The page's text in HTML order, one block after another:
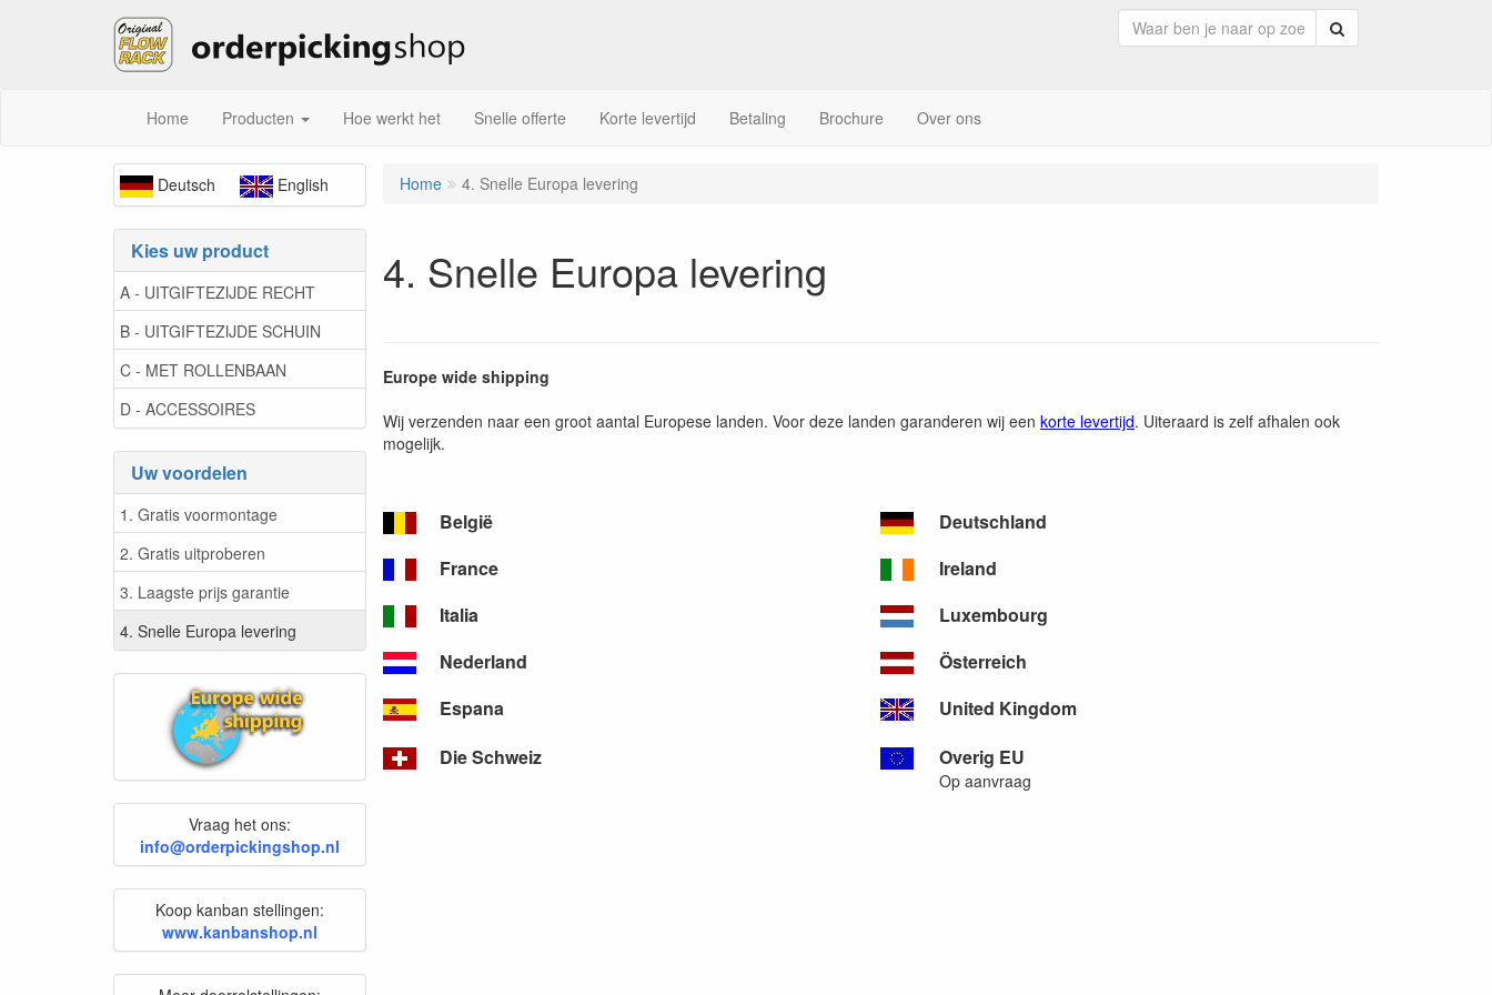
Home Producten Hoe werkt het Snelle offerte Korte levertijd Betaling Brochure Over ons
Home 4. Snelle Europa levering
4. Snelle Europa levering
Europe wide shipping
Wij verzenden naar een groot aantal Europese landen. Voor deze landen garanderen wij een korte levertijd. Uiteraard is zelf afhalen ook
mogelijk.
België
Deutschland
France
Ireland
Italia
Luxembourg
Nederland
Österreich
Espana
United Kingdom
Die Schweiz
Overig EU
Op aanvraag
Deutsch English
Kies uw product
A - UITGIFTEZIJDE RECHT
B - UITGIFTEZIJDE SCHUIN
C - MET ROLLENBAAN
D - ACCESSOIRES
Uw voordelen
1. Gratis voormontage
2. Gratis uitproberen
3. Laagste prijs garantie
4. Snelle Europa levering
Vraag het ons:
info@orderpickingshop.nl
Koop kanban stellingen:
www.kanbanshop.nl